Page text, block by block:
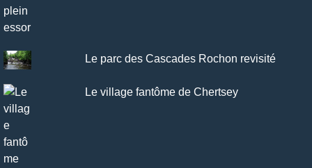
Le parc des Cascades Rochon revisité
Le village fantôme de Chertsey